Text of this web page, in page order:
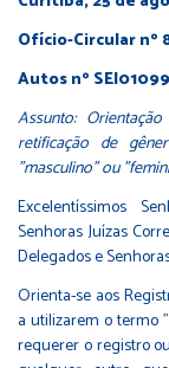
Ofício-Circular nº
Autos nº
Assunto:
retificação de
"masculino" ou
Excelentíssimos
Senhoras Juízas
Delegados e
Orienta-se aos
a utilizarem o termo
requerer o registro